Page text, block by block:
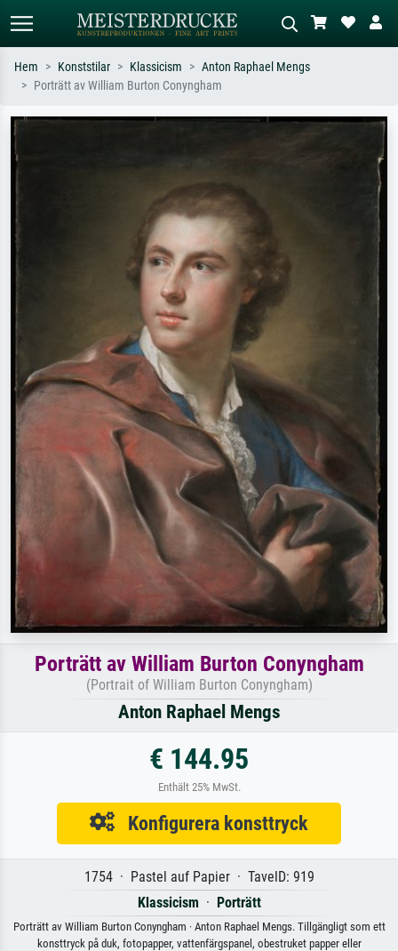
Beskriv scenen – t.ex. grön äng,
oljemålning, stående naken bredvid ett
Hem Konststilar Klassicism
Anton Raphael Mengs
Porträtt av William Burton Conyngham
Porträtt av William Burton Conyngham
(Portrait of William Burton Conyngham)
Anton Raphael Mengs
€ 144.95
Enthält 25% MwSt.
Konfigurera konsttryck
1754 · Pastel auf Papier · TavelD: 919
Klassicism · Porträtt
Porträtt av William Burton Conyngham · Anton Raphael Mengs. Tillgängligt som ett
konsttryck på duk, fotopapper, vattenfärgspanel, obestruket papper eller